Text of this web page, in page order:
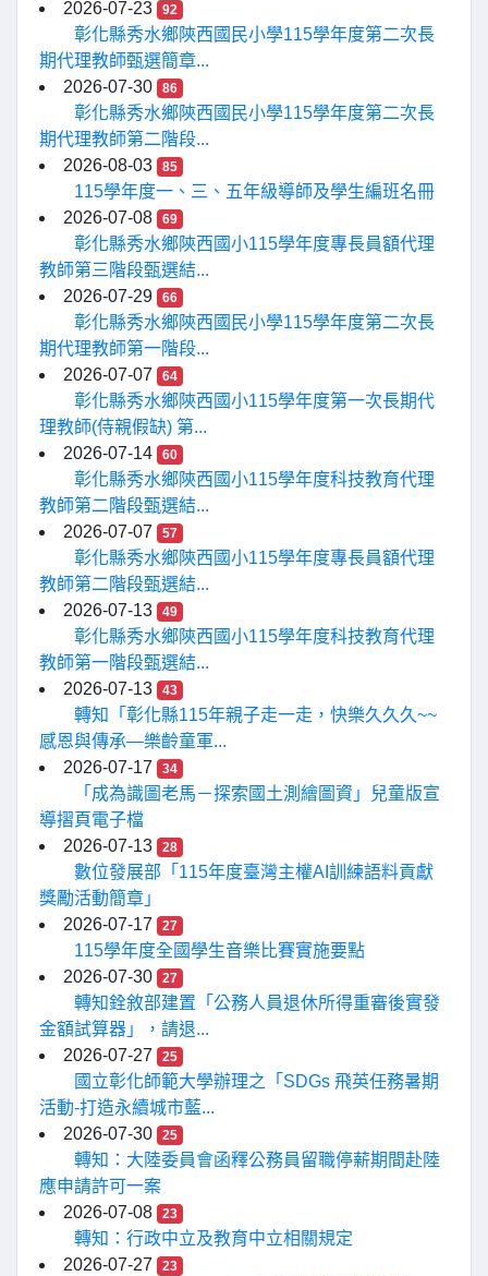
2026-07-23
92
彰化縣秀水鄉陝西國民小學115學年度第二次長
期代理教師甄選簡章...
2026-07-30
86
彰化縣秀水鄉陝西國民小學115學年度第二次長
期代理教師第二階段...
2026-08-03
85
115學年度一、三、五年級導師及學生編班名冊
2026-07-08
69
彰化縣秀水鄉陝西國小115學年度專長員額代理
教師第三階段甄選結...
2026-07-29
66
彰化縣秀水鄉陝西國民小學115學年度第二次長
期代理教師第一階段...
2026-07-07
64
彰化縣秀水鄉陝西國小115學年度第一次長期代
理教師(侍親假缺) 第...
2026-07-14
60
彰化縣秀水鄉陝西國小115學年度科技教育代理
教師第二階段甄選結...
2026-07-07
57
彰化縣秀水鄉陝西國小115學年度專長員額代理
教師第二階段甄選結...
2026-07-13
49
彰化縣秀水鄉陝西國小115學年度科技教育代理
教師第一階段甄選結...
2026-07-13
43
轉知「彰化縣115年親子走一走，快樂久久久~~
感恩與傳承—樂齡童軍...
2026-07-17
34
「成為識圖老馬－探索國土測繪圖資」兒童版宣
導摺頁電子檔
2026-07-13
28
數位發展部「115年度臺灣主權AI訓練語料貢獻
獎勵活動簡章」
2026-07-17
27
115學年度全國學生音樂比賽實施要點
2026-07-30
27
轉知銓敘部建置「公務人員退休所得重審後實發
金額試算器」，請退...
2026-07-27
25
國立彰化師範大學辦理之「SDGs 飛英任務暑期
活動-打造永續城市藍...
2026-07-30
25
轉知：大陸委員會函釋公務員留職停薪期間赴陸
應申請許可一案
2026-07-08
23
轉知：行政中立及教育中立相關規定
2026-07-27
23